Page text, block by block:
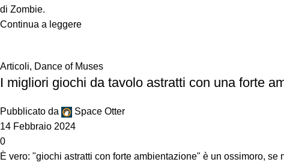
di Zombie.
Continua a leggere
Articoli, Dance of Muses
I migliori giochi da tavolo astratti con una forte
Pubblicato da
Space Otter
14 Febbraio 2024
0
È vero: "giochi astratti con forte ambientazione" è un ossimoro,